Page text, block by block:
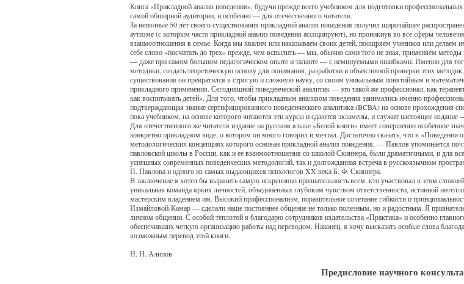
Книга «Прикладной анализ поведения», будучи прежде всего учебником для подготовки
самой обширной аудитории, и особенно — для отечественного читателя.
За неполные 50 лет своего существования прикладной анализ поведения получил широчайшее
аутизме (с которым часто прикладной анализ поведения ассоциируют), но проникнув во все сферы
взаимоотношения в семье. Когда мы хвалим или наказываем своих детей, поощряем учеников или
себе слово «посчитать до трех» прежде, чем вспылить — мы, обычно сами того не зная, применяем методы
— даже при самом большом педагогическом опыте и таланте — с неминуемыми ошибками. Именно для
методики, создать теоретическую основу для понимания, разработки и объективной проверки этих
существования он превратился в строгую и сложную науку, со своим уникальным понятийным и
прикладного применения. Сегодняшний поведенческий аналитик — это такой же профессионал, как
как воспитывать детей». Для того, чтобы прикладным анализом поведения занимались именно
подтверждающая звание сертифицированного поведенческого аналитика (BCBA) на основе прохождения
пока учебником, на основе которого читаются эти курсы и сдаются экзамены, и служит настоящее
Для отечественного же читателя издание на русском языке «Белой книги» имеет совершенно особенное
конкретно прикладном виде, о котором он много говорил и мечтал. Достаточно сказать, что в
методологических концепциях которого основан прикладной анализ поведения, — Павлов упоминается
павловской школы в России, как и ее взаимоотношения со школой Скиннера, были драматичными, и для
успешных современных поведенческих методологий, так и долгожданная встреча в русскоязычном
П. Павлова и одного из самых выдающихся психологов XX века Б. Ф. Скиннера.
В заключение я хотел бы выразить самую искреннюю признательность всем, кто участвовал в этом
уникальная команда ярких личностей, объединенных глубоким чувством ответственности, истинной
мастерским владением им. Высокий профессионализм, поразительное сочетание гибкости и
Измайловой-Камар — сделали наше постояннее общение не только полезным, но и радостным. Я
личном общении. С особой теплотой я благодарю сотрудников издательства «Практика» и особенно
обеспечивших четкую организацию работы над переводом. Наконец, я хочу высказать особые слова
возможным перевод этой книги.
Н. Н. Алипов
Предисловие научного